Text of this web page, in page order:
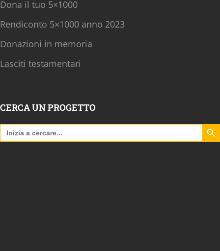
Dona il tuo 5×1000
Rendiconto 5×1000 anno 2023
Donazioni in memoria
Lasciti testamentari
CERCA UN PROGETTO
Search
for:
Search